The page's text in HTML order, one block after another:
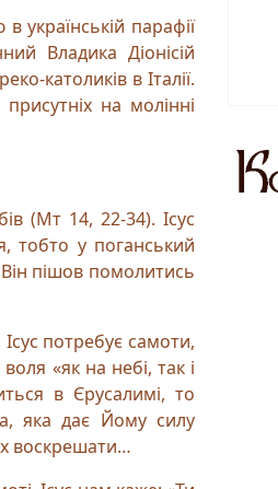
українській парафії
Владика Діонісій
католиків в Італії.
на молінні
(Мт 14, 22-34). Ісус
тобто у поганський
пішов помолитись
потребує самоти,
«як на небі, так і
в Єрусалимі, то
яка дає Йому силу
воскрешати…